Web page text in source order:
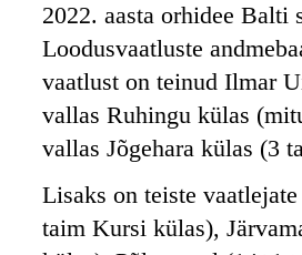
2022. aasta orhidee Balti
Loodusvaatluste
vaatlust on teinud Ilmar
vallas Ruhingu külas
vallas Jõgehara külas (3
Lisaks on teiste
taim Kursi külas),